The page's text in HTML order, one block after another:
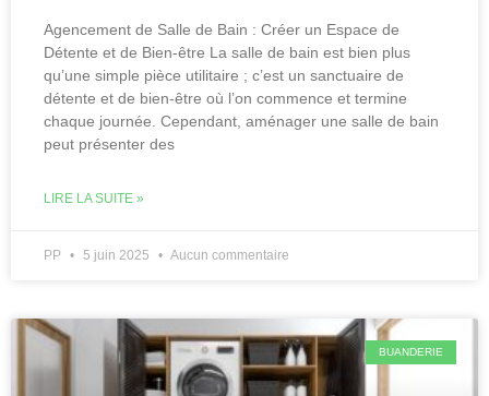
Agencement de Salle de Bain : Créer un Espace de
Détente et de Bien-être La salle de bain est bien plus
qu’une simple pièce utilitaire ; c’est un sanctuaire de
détente et de bien-être où l’on commence et termine
chaque journée. Cependant, aménager une salle de bain
peut présenter des
LIRE LA SUITE »
PP 5 juin 2025 Aucun commentaire
BUANDERIE